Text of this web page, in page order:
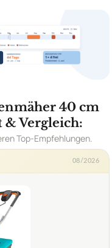
40 cm
& Vergleich:
Top-Empfehlungen.
08/2026